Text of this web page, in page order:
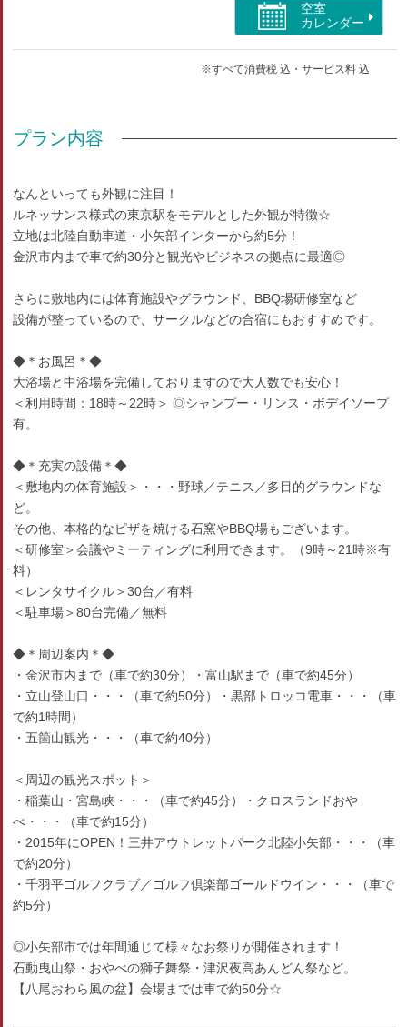
空室
カレンダー
※すべて消費税 込・サービス料 込
プラン内容
なんといっても外観に注目！
ルネッサンス様式の東京駅をモデルとした外観が特徴☆
立地は北陸自動車道・小矢部インターから約5分！
金沢市内まで車で約30分と観光やビジネスの拠点に最適◎
さらに敷地内には体育施設やグラウンド、BBQ場研修室など
設備が整っているので、サークルなどの合宿にもおすすめです。
◆＊お風呂＊◆
大浴場と中浴場を完備しておりますので大人数でも安心！
＜利用時間：18時～22時＞ ◎シャンプー・リンス・ボデイソープ
有。
◆＊充実の設備＊◆
＜敷地内の体育施設＞・・・野球／テニス／多目的グラウンドな
ど。
その他、本格的なピザを焼ける石窯やBBQ場もございます。
＜研修室＞会議やミーティングに利用できます。（9時～21時※有
料）
＜レンタサイクル＞30台／有料
＜駐車場＞80台完備／無料
◆＊周辺案内＊◆
・金沢市内まで（車で約30分）・富山駅まで（車で約45分）
・立山登山口・・・（車で約50分）・黒部トロッコ電車・・・（車
で約1時間）
・五箇山観光・・・（車で約40分）
＜周辺の観光スポット＞
・稲葉山・宮島峡・・・（車で約45分）・クロスランドおや
べ・・・（車で約15分）
・2015年にOPEN！三井アウトレットパーク北陸小矢部・・・（車
で約20分）
・千羽平ゴルフクラブ／ゴルフ倶楽部ゴールドウイン・・・（車で
約5分）
◎小矢部市では年間通じて様々なお祭りが開催されます！
石動曳山祭・おやべの獅子舞祭・津沢夜高あんどん祭など。
【八尾おわら風の盆】会場までは車で約50分☆